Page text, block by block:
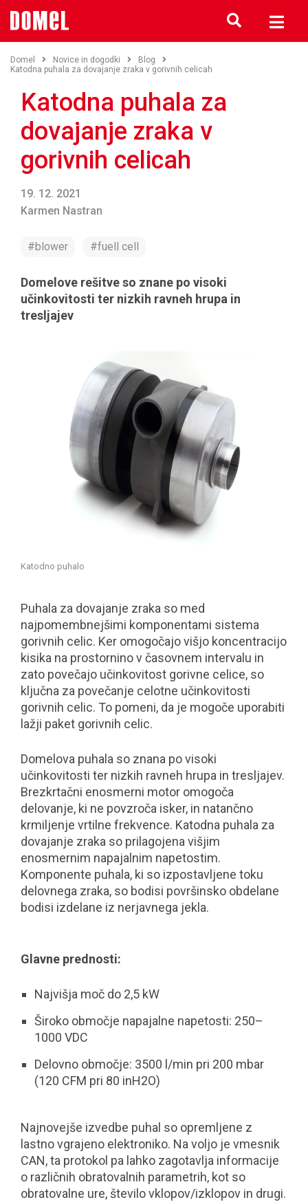
Domel Novice in dogodki
Blog
Katodna puhala za dovajanje zraka v gorivnih celicah
Katodna puhala za
dovajanje zraka v
gorivnih celicah
19. 12. 2021
Karmen Nastran
#blower #fuell cell
Domelove rešitve so znane po visoki
učinkovitosti ter nizkih ravneh hrupa in
tresljajev
Katodno puhalo
Puhala za dovajanje zraka so med
najpomembnejšimi komponentami sistema
gorivnih celic. Ker omogočajo višjo koncentracijo
kisika na prostornino v časovnem intervalu in
zato povečajo učinkovitost gorivne celice, so
ključna za povečanje celotne učinkovitosti
gorivnih celic. To pomeni, da je mogoče uporabiti
lažji paket gorivnih celic.
Domelova puhala so znana po visoki
učinkovitosti ter nizkih ravneh hrupa in tresljajev.
Brezkrtačni enosmerni motor omogoča
delovanje, ki ne povzroča isker, in natančno
krmiljenje vrtilne frekvence. Katodna puhala za
dovajanje zraka so prilagojena višjim
enosmernim napajalnim napetostim.
Komponente puhala, ki so izpostavljene toku
delovnega zraka, so bodisi površinsko obdelane
bodisi izdelane iz nerjavnega jekla.
Glavne prednosti:
Najvišja moč do 2,5 kW
Široko območje napajalne napetosti: 250–
1000 VDC
Delovno območje: 3500 l/min pri 200 mbar
(120 CFM pri 80 inH2O)
Najnovejše izvedbe puhal so opremljene z
lastno vgrajeno elektroniko. Na voljo je vmesnik
CAN, ta protokol pa lahko zagotavlja informacije
o različnih obratovalnih parametrih, kot so
obratovalne ure, število vklopov/izklopov in drugi.